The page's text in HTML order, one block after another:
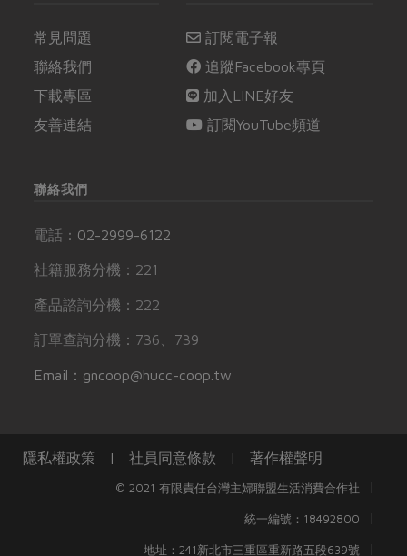
常見問題
聯絡我們
下載專區
友善連結
訂閱電子報
追蹤Facebook專頁
加入LINE好友
訂閱YouTube頻道
聯絡我們
電話： 02-2999-6122
社籍服務分機：221
產品諮詢分機：222
訂單查詢分機：736、739
Email：gncoop@hucc-coop.tw
隱私權政策 | 社員同意條款 | 著作權聲明
© 2021 有限責任台灣主婦聯盟生活消費合作社 |
統一編號：18492800 |
地址：241新北市三重區重新路五段639號 |